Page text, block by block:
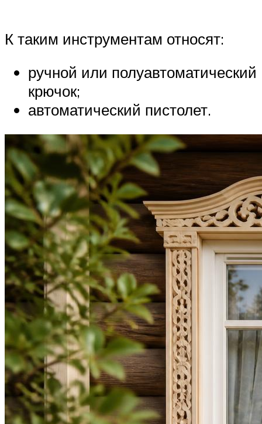
К таким инструментам относят:
ручной или полуавтоматический
крючок;
автоматический пистолет.